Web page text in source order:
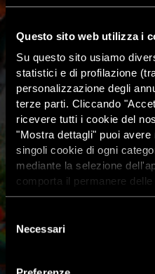
Questo sito web utilizza i
Su questo sito usiamo
statistici e di profilazione
personalizzazione degli
terze parti. Cliccando
ricevere tutti i cookie del
"Mostra dettagli" puoi
singoli cookie di ogni
mediante la selezione
comporta il permanere
dunque la continuazione
dei cookie attivi sul sito
Selezione
del
consenso
Necessari
Ucraina: